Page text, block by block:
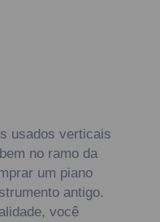
usados verticais
no ramo da
um piano
antigo.
você